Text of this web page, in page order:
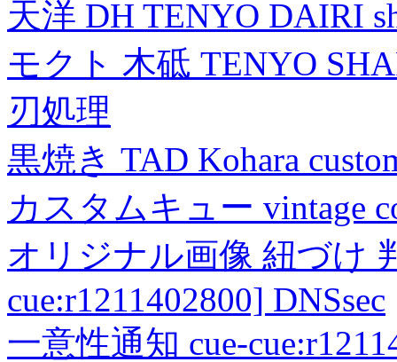
天洋 DH TENYO DAIRI
モクト 木砥 TENYO
刃処理
黒焼き TAD Kohara
カスタムキュー vintage
オリジナル画像 紐づけ
cue:r1211402800] DNSsec
一意性通知 cue-